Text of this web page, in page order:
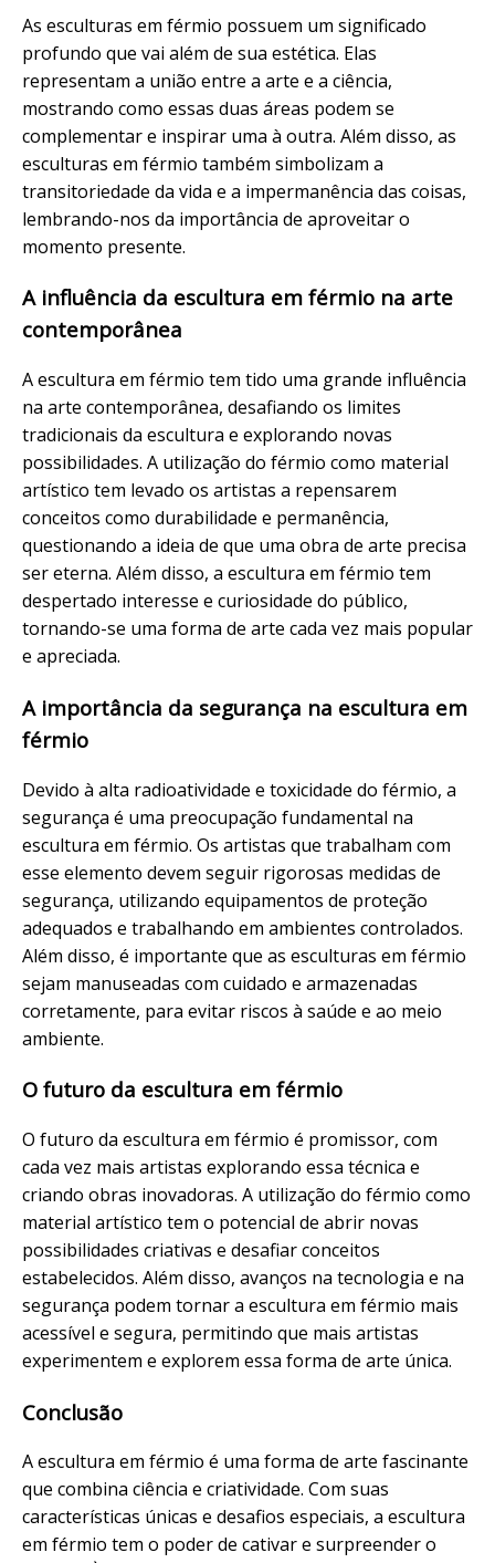
As esculturas em férmio possuem um significado
profundo que vai além de sua estética. Elas
representam a união entre a arte e a ciência,
mostrando como essas duas áreas podem se
complementar e inspirar uma à outra. Além disso, as
esculturas em férmio também simbolizam a
transitoriedade da vida e a impermanência das coisas,
lembrando-nos da importância de aproveitar o
momento presente.
A influência da escultura em férmio na arte
contemporânea
A escultura em férmio tem tido uma grande influência
na arte contemporânea, desafiando os limites
tradicionais da escultura e explorando novas
possibilidades. A utilização do férmio como material
artístico tem levado os artistas a repensarem
conceitos como durabilidade e permanência,
questionando a ideia de que uma obra de arte precisa
ser eterna. Além disso, a escultura em férmio tem
despertado interesse e curiosidade do público,
tornando-se uma forma de arte cada vez mais popular
e apreciada.
A importância da segurança na escultura em
férmio
Devido à alta radioatividade e toxicidade do férmio, a
segurança é uma preocupação fundamental na
escultura em férmio. Os artistas que trabalham com
esse elemento devem seguir rigorosas medidas de
segurança, utilizando equipamentos de proteção
adequados e trabalhando em ambientes controlados.
Além disso, é importante que as esculturas em férmio
sejam manuseadas com cuidado e armazenadas
corretamente, para evitar riscos à saúde e ao meio
ambiente.
O futuro da escultura em férmio
O futuro da escultura em férmio é promissor, com
cada vez mais artistas explorando essa técnica e
criando obras inovadoras. A utilização do férmio como
material artístico tem o potencial de abrir novas
possibilidades criativas e desafiar conceitos
estabelecidos. Além disso, avanços na tecnologia e na
segurança podem tornar a escultura em férmio mais
acessível e segura, permitindo que mais artistas
experimentem e explorem essa forma de arte única.
Conclusão
A escultura em férmio é uma forma de arte fascinante
que combina ciência e criatividade. Com suas
características únicas e desafios especiais, a escultura
em férmio tem o poder de cativar e surpreender o